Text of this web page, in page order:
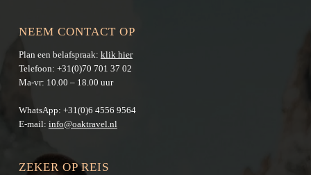
NEEM CONTACT OP
Plan een belafspraak: klik hier
Telefoon: +31(0)70 701 37 02
Ma-vr: 10.00 – 18.00 uur
WhatsApp: +31(0)6 4556 9564
E-mail: info@oaktravel.nl
ZEKER OP REIS